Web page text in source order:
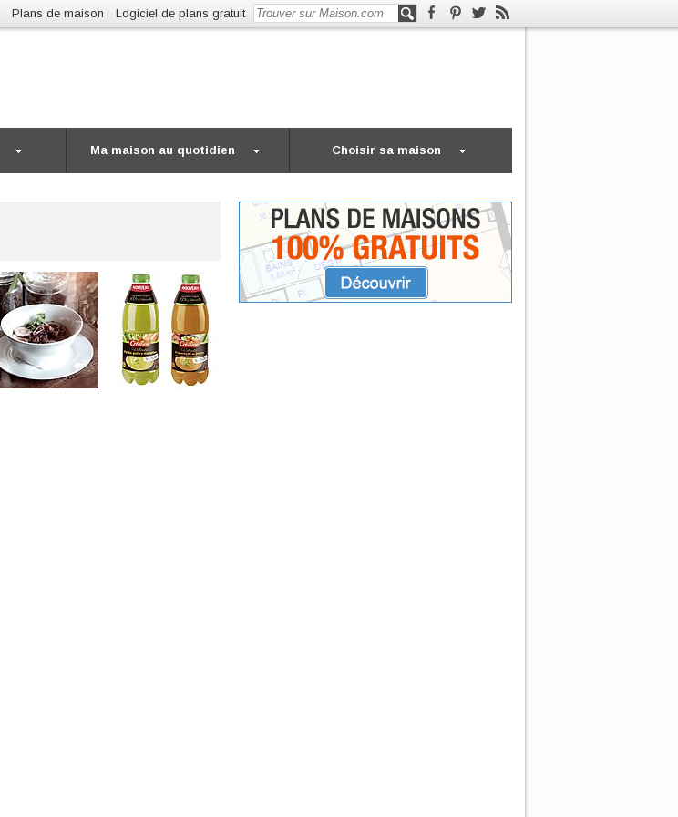
Plans de maison Logiciel de plans gratuit
Ma maison au quotidien Choisir sa maison